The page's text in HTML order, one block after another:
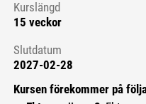
Kurslängd
15 veckor
Slutdatum
2027-02-28
Kursen förekommer på